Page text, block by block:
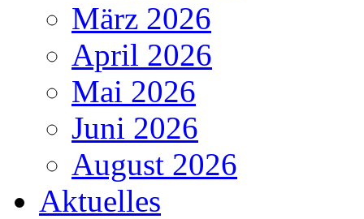
März 2026
April 2026
Mai 2026
Juni 2026
August 2026
Aktuelles